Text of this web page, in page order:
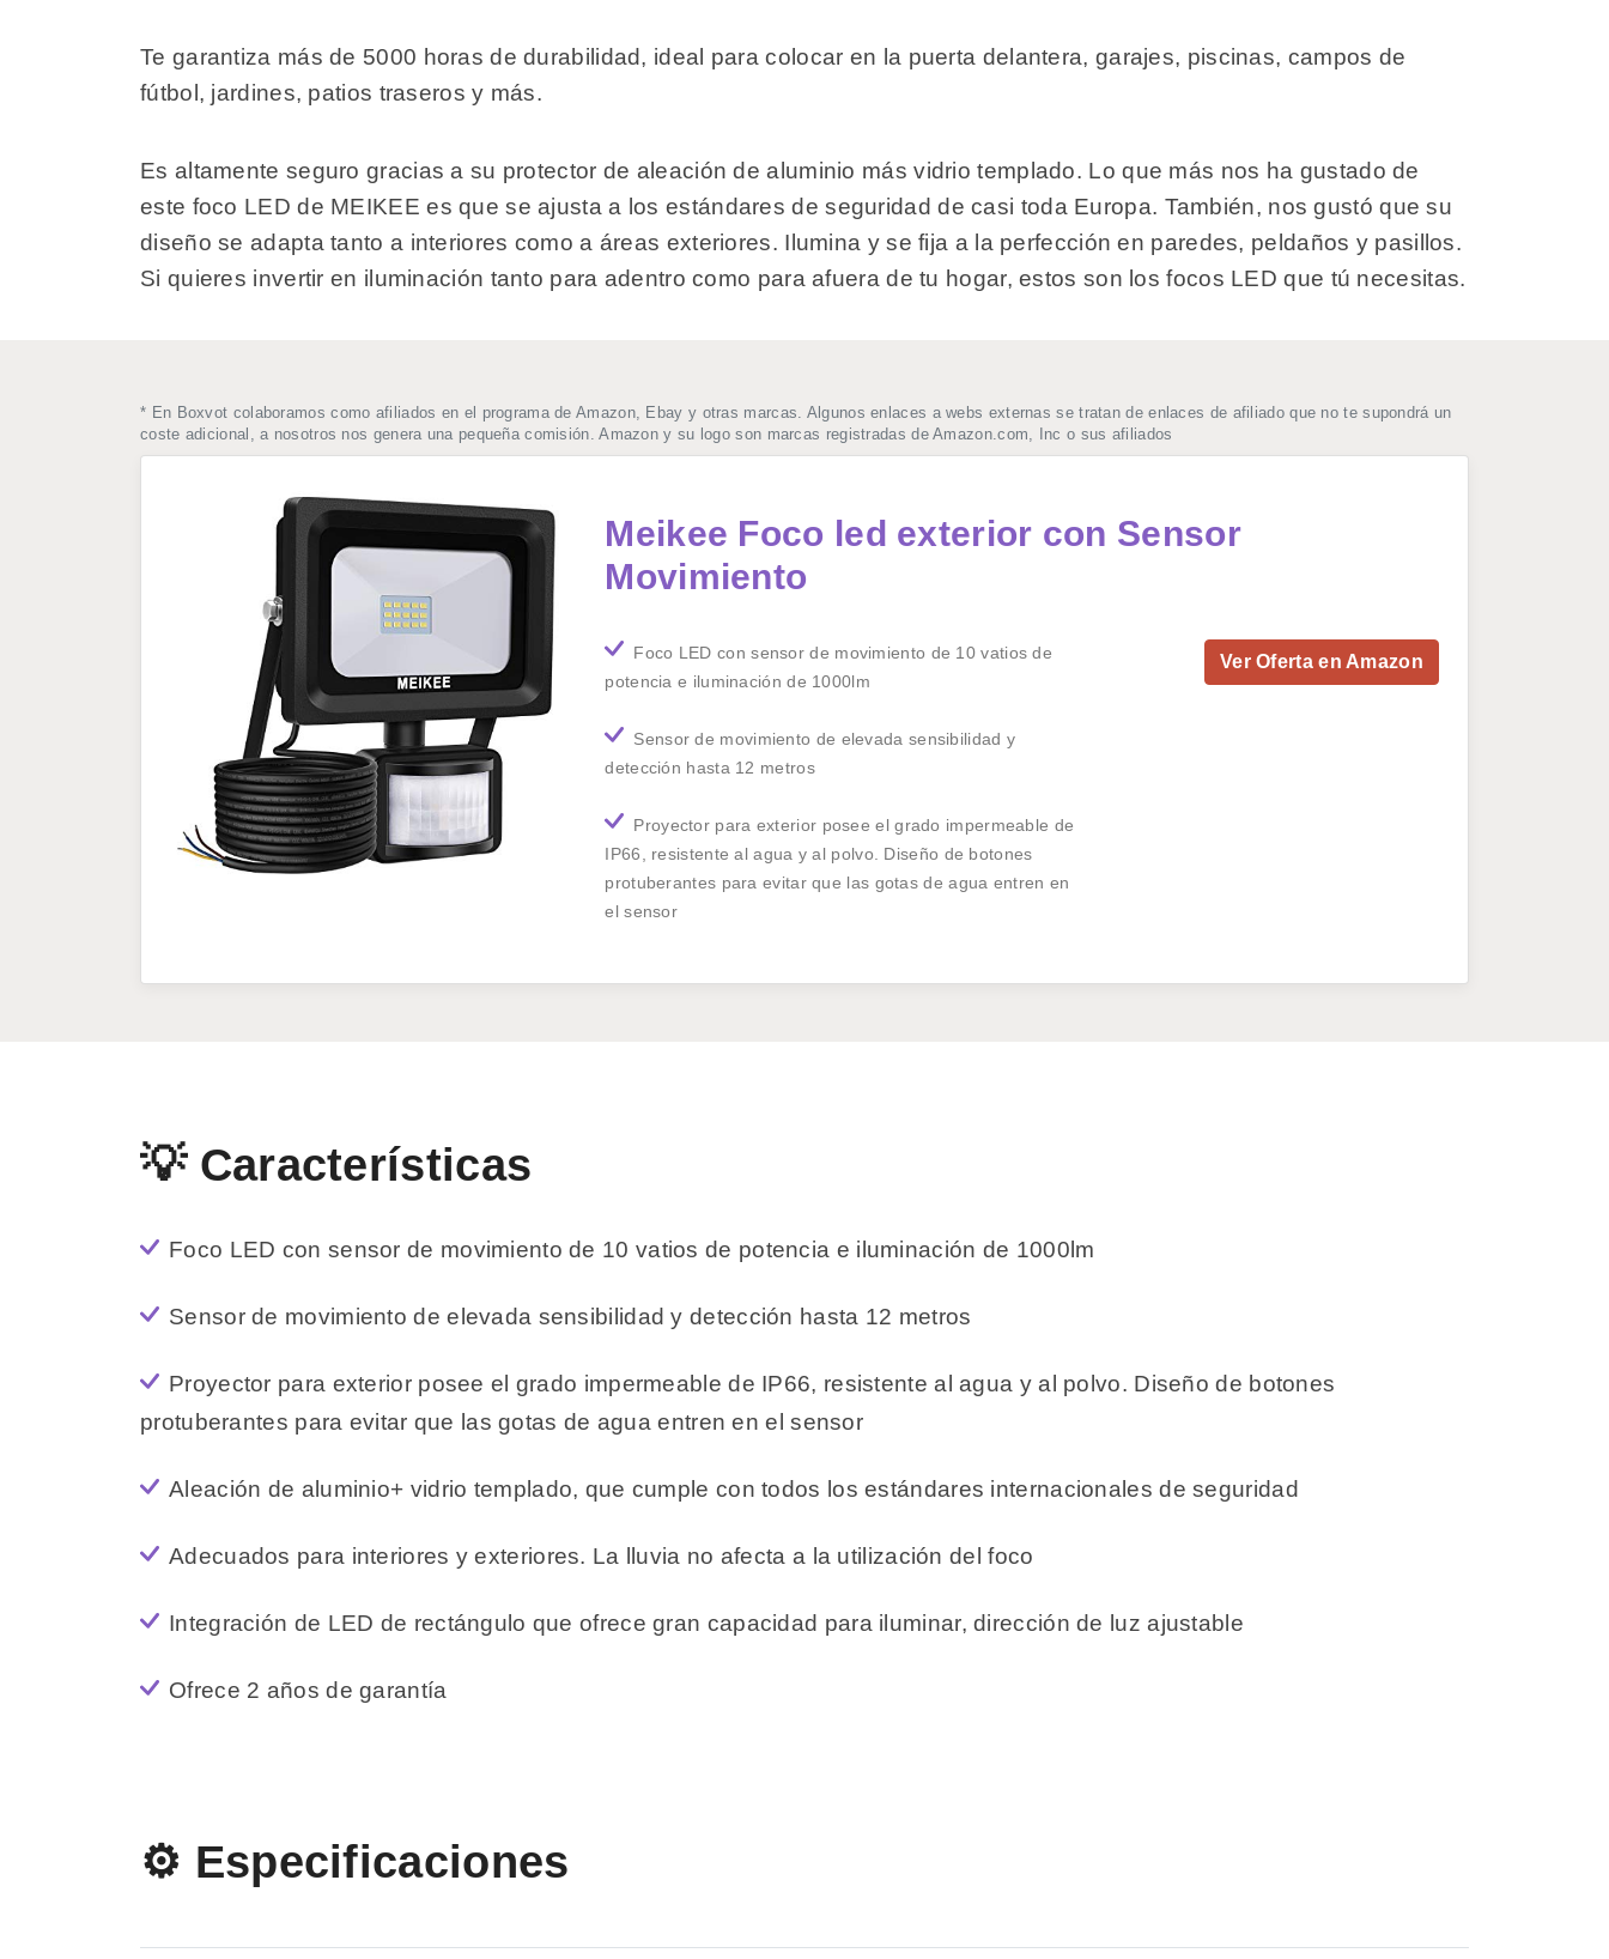
Te garantiza más de 5000 horas de durabilidad, ideal para colocar en la puerta delantera, garajes, piscinas, campos de
fútbol, jardines, patios traseros y más.
Es altamente seguro gracias a su protector de aleación de aluminio más vidrio templado. Lo que más nos ha gustado de
este foco LED de MEIKEE es que se ajusta a los estándares de seguridad de casi toda Europa. También, nos gustó que su
diseño se adapta tanto a interiores como a áreas exteriores. Ilumina y se fija a la perfección en paredes, peldaños y pasillos.
Si quieres invertir en iluminación tanto para adentro como para afuera de tu hogar, estos son los focos LED que tú necesitas.
* En Boxvot colaboramos como afiliados en el programa de Amazon, Ebay y otras marcas. Algunos enlaces a webs externas se tratan de enlaces de afiliado que no te supondrá un
coste adicional, a nosotros nos genera una pequeña comisión. Amazon y su logo son marcas registradas de Amazon.com, Inc o sus afiliados
Meikee Foco led exterior con Sensor
Movimiento
Foco LED con sensor de movimiento de 10 vatios de
potencia e iluminación de 1000lm
Sensor de movimiento de elevada sensibilidad y
detección hasta 12 metros
Proyector para exterior posee el grado impermeable de
IP66, resistente al agua y al polvo. Diseño de botones
protuberantes para evitar que las gotas de agua entren en
el sensor
Ver Oferta en Amazon
💡 Características
Foco LED con sensor de movimiento de 10 vatios de potencia e iluminación de 1000lm
Sensor de movimiento de elevada sensibilidad y detección hasta 12 metros
Proyector para exterior posee el grado impermeable de IP66, resistente al agua y al polvo. Diseño de botones
protuberantes para evitar que las gotas de agua entren en el sensor
Aleación de aluminio+ vidrio templado, que cumple con todos los estándares internacionales de seguridad
Adecuados para interiores y exteriores. La lluvia no afecta a la utilización del foco
Integración de LED de rectángulo que ofrece gran capacidad para iluminar, dirección de luz ajustable
Ofrece 2 años de garantía
⚙️ Especificaciones